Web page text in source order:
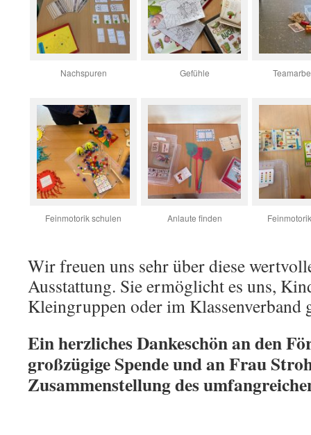
Nachspuren Gefühle
Feinmotorik schulen Anlaute finden
Wir freuen uns sehr über diese
Ausstattung. Sie ermöglicht es uns,
Kleingruppen oder im Klassenverband
Ein herzliches Dankeschön an den
großzügige Spende und an Frau
Zusammenstellung des